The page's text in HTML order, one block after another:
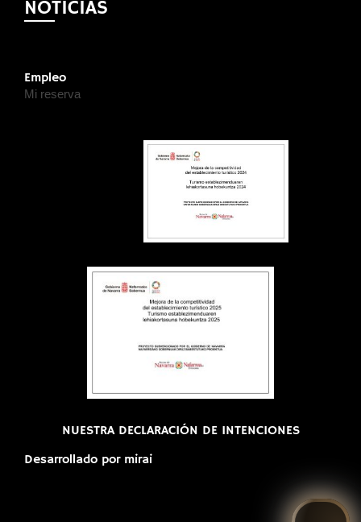
NOTICIAS
Empleo
Mi reserva
NUESTRA DECLARACIÓN DE INTENCIONES
Desarrollado por mirai